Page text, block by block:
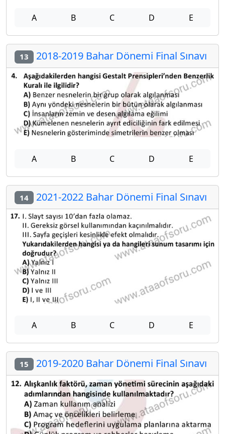
A B C D E
13 2018-2019 Bahar Dönemi Final Sınavı
A B C D E
14 2021-2022 Bahar Dönemi Final Sınavı
A B C D E
15 2019-2020 Bahar Dönemi Final Sınavı